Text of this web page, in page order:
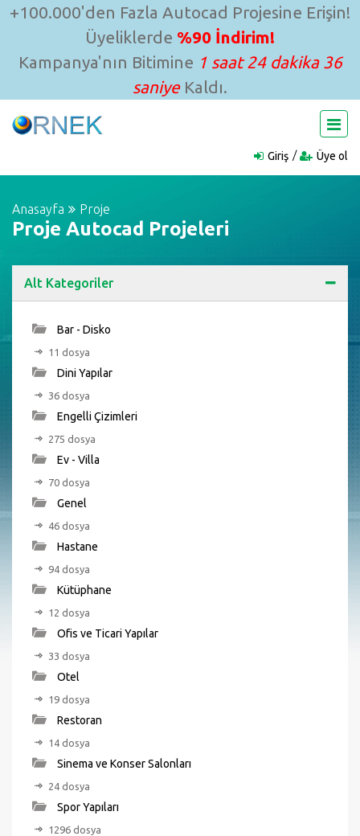
+100.000'den Fazla Autocad Projesine Erişin!
Üyeliklerde %90 İndirim!
Kampanya'nın Bitimine 1 saat 24 dakika 35
saniyeKaldı.
Giriş Üye ol
Anasayfa Proje
Proje Autocad Projeleri
Alt Kategoriler
Bar - Disko
11 dosya
Dini Yapılar
36 dosya
Engelli Çizimleri
275 dosya
Ev - Villa
70 dosya
Genel
46 dosya
Hastane
94 dosya
Kütüphane
12 dosya
Ofis ve Ticari Yapılar
33 dosya
Otel
19 dosya
Restoran
14 dosya
Sinema ve Konser Salonları
24 dosya
Spor Yapıları
1296 dosya